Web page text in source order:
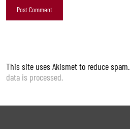
This site uses Akismet to reduce spam.
data is processed.